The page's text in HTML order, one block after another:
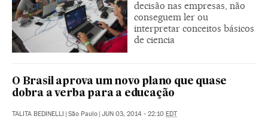
decisão nas empresas, não
conseguem ler ou
interpretar conceitos básicos
de ciencia
O Brasil aprova um novo plano que quase
dobra a verba para a educação
TALITA BEDINELLI | São Paulo | JUN 03, 2014 - 22:10 EDT